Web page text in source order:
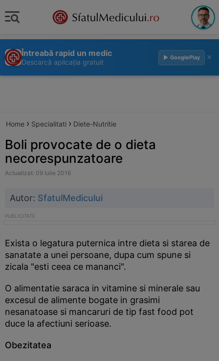
Întreabă rapid un medic
Descarcă aplicația gratuit
▶ GooglePlay ×
Home › Specialitati › Diete-Nutritie
Boli provocate de o dieta
necorespunzatoare
Actualizat: 09 Iulie 2016
Autor: SfatulMedicului
Exista o legatura puternica intre dieta si starea de
sanatate a unei persoane, dupa cum spune si
zicala "esti ceea ce mananci".
O alimentatie saraca in vitamine si minerale sau
excesul de alimente bogate in grasimi
nesanatoase si mancaruri de tip fast food pot
duce la afectiuni serioase.
Obezitatea